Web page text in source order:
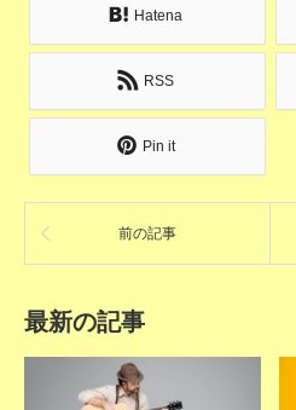
Hatena
RSS
Pin it
前の記事
最新の記事